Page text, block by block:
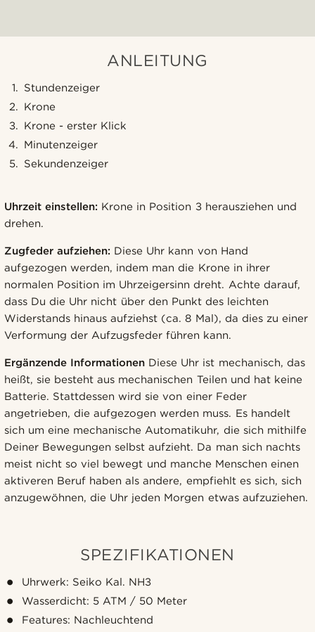
ANLEITUNG
Stundenzeiger
Krone
Krone - erster Klick
Minutenzeiger
Sekundenzeiger
Uhrzeit einstellen: Krone in Position 3 herausziehen und
drehen.
Zugfeder aufziehen: Diese Uhr kann von Hand
aufgezogen werden, indem man die Krone in ihrer
normalen Position im Uhrzeigersinn dreht. Achte darauf,
dass Du die Uhr nicht über den Punkt des leichten
Widerstands hinaus aufziehst (ca. 8 Mal), da dies zu einer
Verformung der Aufzugsfeder führen kann.
Ergänzende Informationen Diese Uhr ist mechanisch, das
heißt, sie besteht aus mechanischen Teilen und hat keine
Batterie. Stattdessen wird sie von einer Feder
angetrieben, die aufgezogen werden muss. Es handelt
sich um eine mechanische Automatikuhr, die sich mithilfe
Deiner Bewegungen selbst aufzieht. Da man sich nachts
meist nicht so viel bewegt und manche Menschen einen
aktiveren Beruf haben als andere, empfiehlt es sich, sich
anzugewöhnen, die Uhr jeden Morgen etwas aufzuziehen.
SPEZIFIKATIONEN
Uhrwerk: Seiko Kal. NH3
Wasserdicht: 5 ATM / 50 Meter
Features: Nachleuchtend